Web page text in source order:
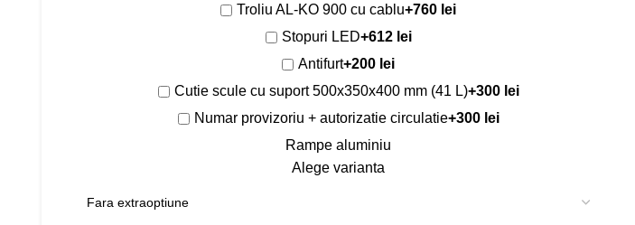
Troliu AL-KO 900 cu cablu+760 lei
Stopuri LED+612 lei
Antifurt+200 lei
Cutie scule cu suport 500x350x400 mm (41 L)+300 lei
Numar provizoriu + autorizatie circulatie+300 lei
Rampe aluminiu
Alege varianta